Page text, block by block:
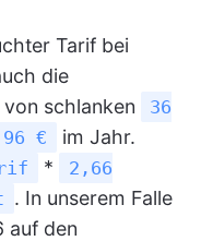
Tarif bei
die
schlanken
36
96 €
im Jahr.
*
2,66
. In unserem Falle
auf den